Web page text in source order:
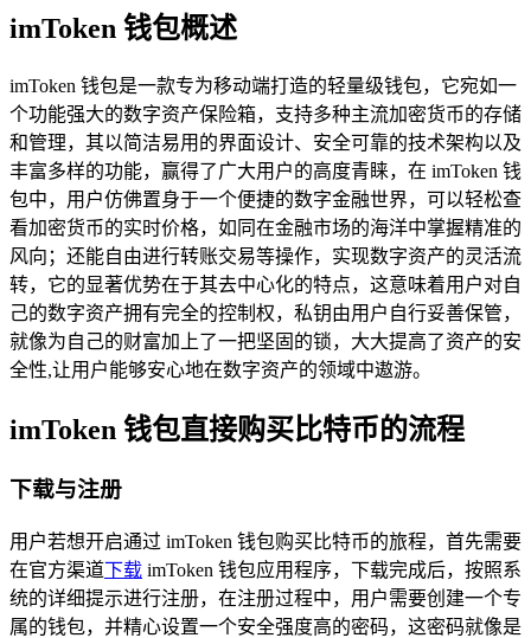
imToken 钱包概述
imToken 钱包是一款专为移动端打造的轻量级钱包，它宛如一
个功能强大的数字资产保险箱，支持多种主流加密货币的存储
和管理，其以简洁易用的界面设计、安全可靠的技术架构以及
丰富多样的功能，赢得了广大用户的高度青睐，在 imToken 钱
包中，用户仿佛置身于一个便捷的数字金融世界，可以轻松查
看加密货币的实时价格，如同在金融市场的海洋中掌握精准的
风向；还能自由进行转账交易等操作，实现数字资产的灵活流
转，它的显著优势在于其去中心化的特点，这意味着用户对自
己的数字资产拥有完全的控制权，私钥由用户自行妥善保管，
就像为自己的财富加上了一把坚固的锁，大大提高了资产的安
全性,让用户能够安心地在数字资产的领域中遨游。
imToken 钱包直接购买比特币的流程
下载与注册
用户若想开启通过 imToken 钱包购买比特币的旅程，首先需要
在官方渠道下载 imToken 钱包应用程序，下载完成后，按照系
统的详细提示进行注册，在注册过程中，用户需要创建一个专
属的钱包，并精心设置一个安全强度高的密码，这密码就像是